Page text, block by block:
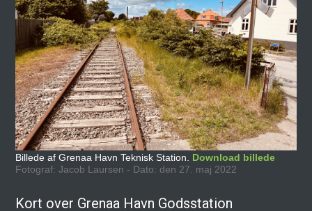
Billede af Grenaa Havn Teknisk Station. Download billede
Fotograf: Jacob Laursen - Dato: den 27. maj 2022
Kort over Grenaa Havn Godsstation